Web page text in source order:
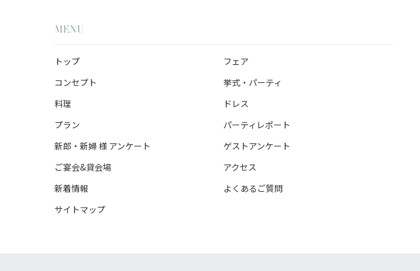
MENU
トップ
コンセプト
料理
プラン
新郎・新婦 様 アンケート
ご宴会&貸会場
新着情報
サイトマップ
フェア
挙式・パーティ
ドレス
パーティレポート
ゲストアンケート
アクセス
よくあるご質問